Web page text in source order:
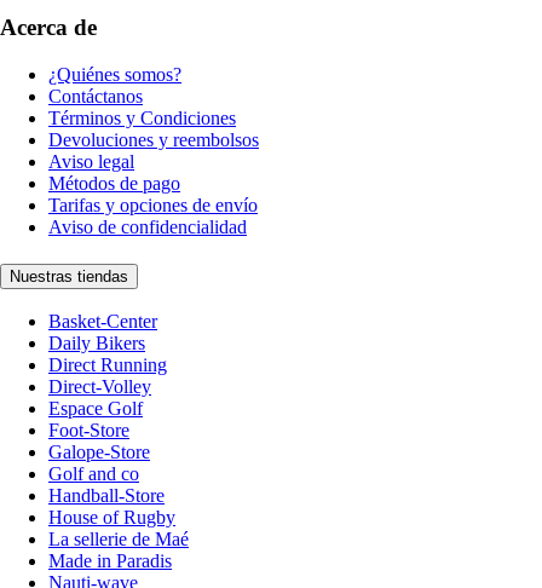
Acerca de
¿Quiénes somos?
Contáctanos
Términos y Condiciones
Devoluciones y reembolsos
Aviso legal
Métodos de pago
Tarifas y opciones de envío
Aviso de confidencialidad
Nuestras tiendas
Basket-Center
Daily Bikers
Direct Running
Direct-Volley
Espace Golf
Foot-Store
Galope-Store
Golf and co
Handball-Store
House of Rugby
La sellerie de Maé
Made in Paradis
Nauti-wave